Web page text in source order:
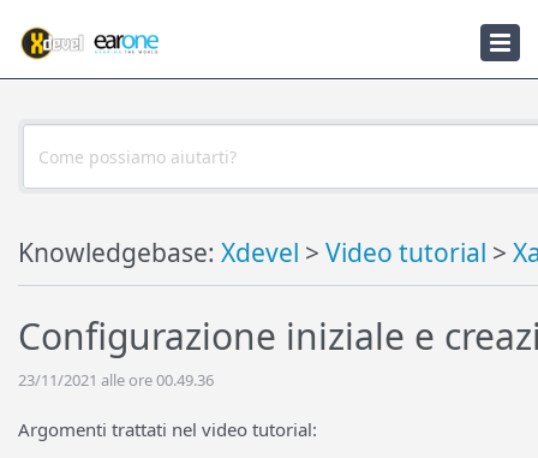
Notizie
Knowledgebase: Xdevel > Video tutorial >
Configurazione iniziale e
23/11/2021 alle ore 00.49.36
Argomenti trattati nel video tutorial: